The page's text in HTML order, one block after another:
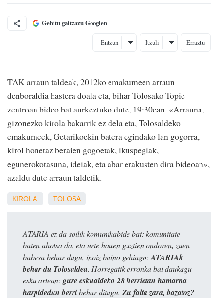
Gehitu gaitzazu Googlen
Entzun Itzuli Erraztu
TAK arraun taldeak, 2012ko emakumeen arraun
denboraldia hastera doala eta, bihar Tolosako Topic
zentroan bideo bat aurkeztuko dute, 19:30ean. «Arrauna,
gizonezko kirola bakarrik ez dela eta, Tolosaldeko
emakumeek, Getarikoekin batera egindako lan gogorra,
kirol honetaz beraien gogoetak, ikuspegiak,
egunerokotasuna, ideiak, eta abar erakusten dira bideoan»,
azaldu dute arraun taldetik.
KIROLA TOLOSA
ATARIA ez da soilik komunikabide bat: komunitate
baten ahotsa da, eta urte hauen guztien ondoren, zuen
babesa behar dugu, inoiz baino gehiago: ATARIAk
behar du Tolosaldea. Horregatik erronka bat daukagu
esku artean: gure eskualdeko 28 herrietan hamarna
harpidedun berribehar ditugu. Zu falta zara, bazatoz?